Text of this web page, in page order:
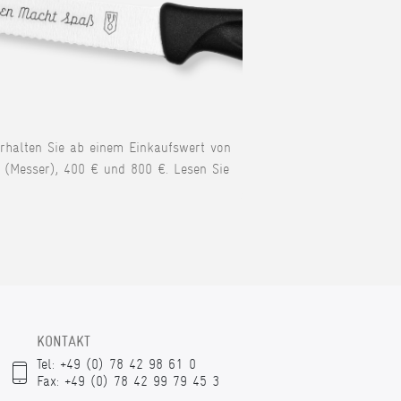
Sie ab einem Einkaufswert von
400 € und 800 €. Lesen Sie
KONTAKT
Tel: +49 (0) 78 42 98 61 0
Fax: +49 (0) 78 42 99 79 45 3